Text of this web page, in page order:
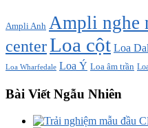
Ampli Anh Ampli nghe
centerLoa cột Loa
Loa Wharfedale Loa Ý Loa âm trần
Bài Viết Ngẫu Nhiên